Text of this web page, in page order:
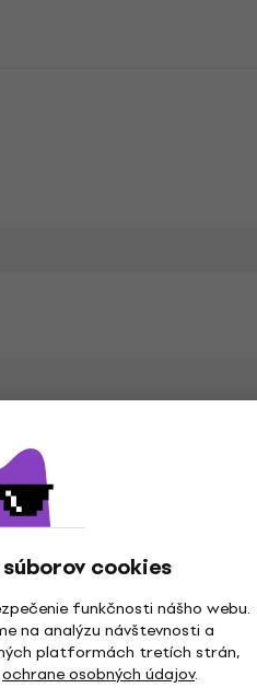
cookies
funkčnosti nášho webu.
na analýzu návštevnosti a
platformách tretích strán,
ochrane osobných údajov.
Rok vydania
Vydavateľstvo
Farba